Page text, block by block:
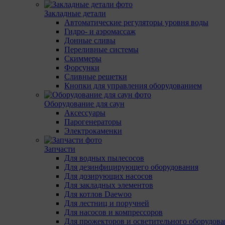
Закладные детали
Автоматические регуляторы уровня воды
Гидро- и аэромассаж
Донные сливы
Переливные системы
Скиммеры
Форсунки
Сливные решетки
Кнопки для управления оборудованием
Оборудование для саун
Аксессуары
Парогенераторы
Электрокаменки
Запчасти
Для водных пылесосов
Для дезинфицирующего оборудования
Для дозирующих насосов
Для закладных элементов
Для котлов Daewoo
Для лестниц и поручней
Для насосов и компрессоров
Для прожекторов и осветительного